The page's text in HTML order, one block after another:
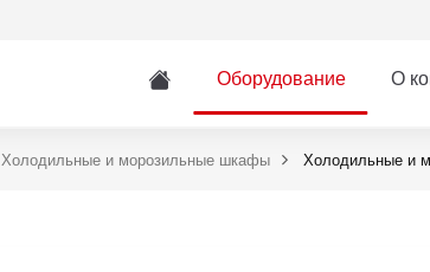
Оборудование О
Холодильные и морозильные шкафы Холодильные и